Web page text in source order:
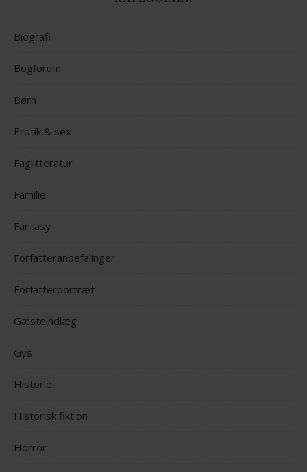
Biografi
Bogforum
Børn
Erotik & sex
Faglitteratur
Familie
Fantasy
Forfatteranbefalinger
Forfatterportræt
Gæsteindlæg
Gys
Historie
Historisk fiktion
Horror